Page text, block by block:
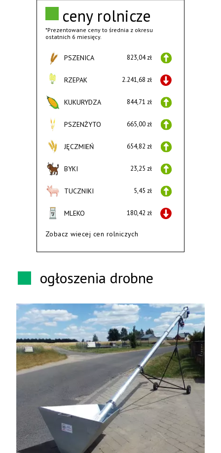
ceny rolnicze
*Prezentowane ceny to średnia z okresu
ostatnich 6 miesięcy.
PSZENICA 823,04 zł
RZEPAK 2.241,68 zł
KUKURYDZA 844,71 zł
PSZENŻYTO 665,00 zł
JĘCZMIEŃ 654,82 zł
BYKI 23,25 zł
TUCZNIKI 5,45 zł
MLEKO 180,42 zł
Zobacz wiecej cen rolniczych
ogłoszenia drobne